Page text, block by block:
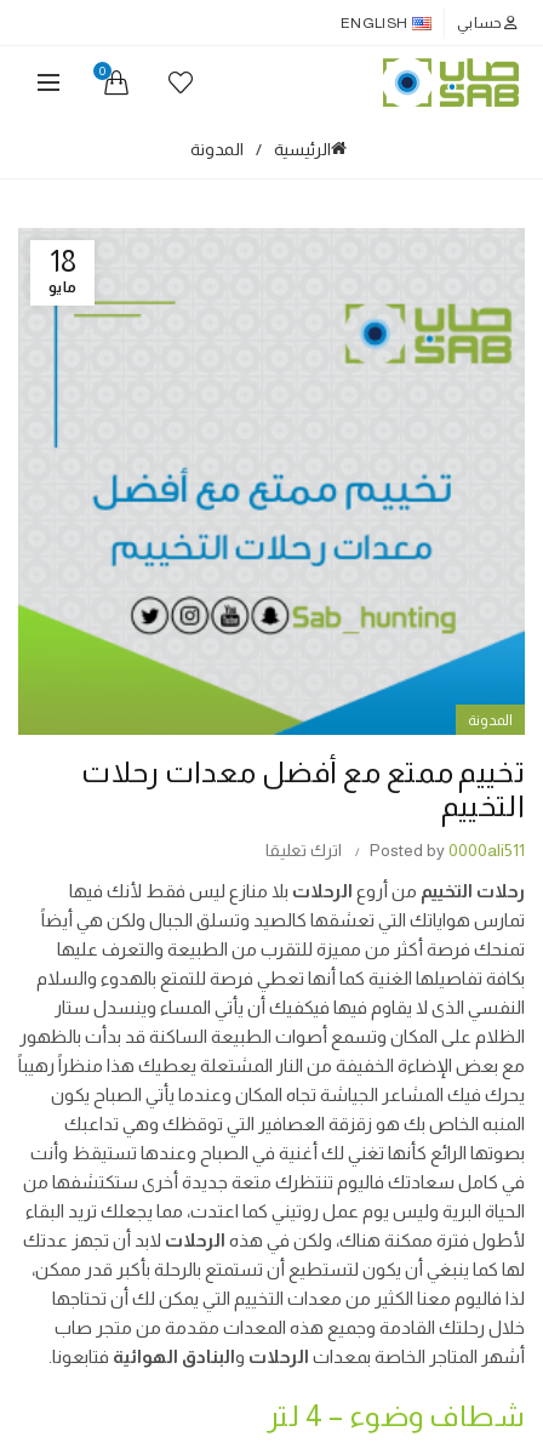
حسابي ENGLISH
0
الرئيسية المدونة
18
مايو
المدونة
تخييم ممتع مع أفضل معدات رحلات
التخييم
Posted by0000ali511 اترك تعليقا
رحلات التخييم من أروع الرحلات بلا منازع ليس فقط لأنك فيها
تمارس هواياتك التي تعشقها كالصيد وتسلق الجبال ولكن هي أيضاً
تمنحك فرصة أكثر من مميزة للتقرب من الطبيعة والتعرف عليها
بكافة تفاصيلها الغنية كما أنها تعطي فرصة للتمتع بالهدوء والسلام
النفسي الذى لا يقاوم فيها فيكفيك أن يأتي المساء وينسدل ستار
الظلام على المكان وتسمع أصوات الطبيعة الساكنة قد بدأت بالظهور
مع بعض الإضاءة الخفيفة من النار المشتعلة يعطيك هذا منظراً رهيباً
يحرك فيك المشاعر الجياشة تجاه المكان وعندما يأتي الصباح يكون
المنبه الخاص بك هو زقزقة العصافير التي توقظك وهي تداعبك
بصوتها الرائع كأنها تغني لك أغنية في الصباح وعندها تستيقظ وأنت
في كامل سعادتك فاليوم تنتظرك متعة جديدة أخرى ستكتشفها من
الحياة البرية وليس يوم عمل روتيني كما اعتدت، مما يجعلك تريد البقاء
لأطول فترة ممكنة هناك، ولكن في هذه الرحلات لابد أن تجهز عدتك
لها كما ينبغي أن يكون لتستطيع أن تستمتع بالرحلة بأكبر قدر ممكن،
لذا فاليوم معنا الكثير من معدات التخييم التي يمكن لك أن تحتاجها
خلال رحلتك القادمة وجميع هذه المعدات مقدمة من متجر صاب
أشهر المتاجر الخاصة بمعدات الرحلات والبنادق الهوائية فتابعونا.
شطاف وضوء – 4 لتر